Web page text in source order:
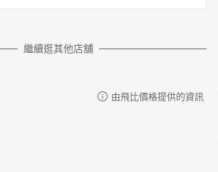
繼續逛其他店舖
由飛比價格提供的資訊